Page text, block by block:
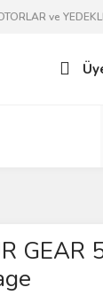
ve
GEAR